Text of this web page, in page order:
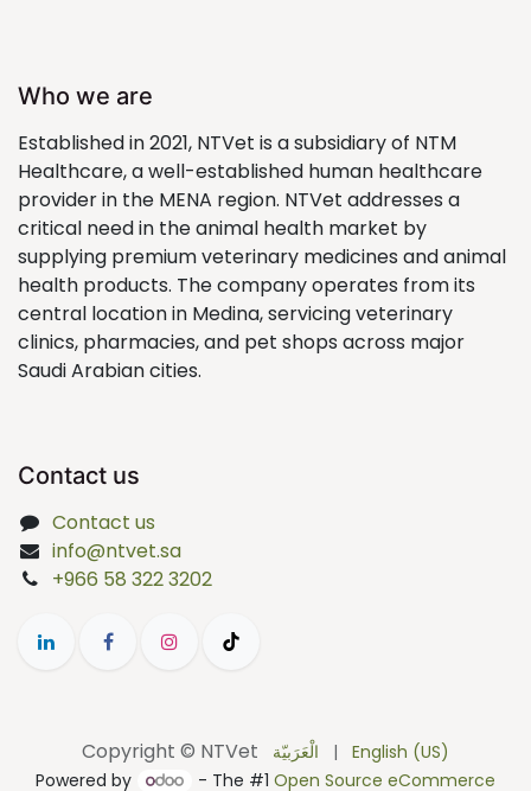
Who we are
Established in 2021, NTVet is a subsidiary of NTM
Healthcare, a well-established human healthcare
provider in the MENA region. NTVet addresses a
critical need in the animal health market by
supplying premium veterinary medicines and animal
health products. The company operates from its
central location in Medina, servicing veterinary
clinics, pharmacies, and pet shops across major
Saudi Arabian cities.
Contact us
Contact us
info@ntvet.sa
+966 58 322 3202
Copyright © NTVet الْعَرَبيّة |
English (US)
Powered by
- The #1Open Source eCommerce